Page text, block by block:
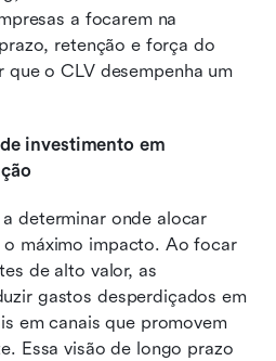
a focarem na
que o CLV desempenha um
investimento em
determinar onde alocar
máximo impacto. Ao focar
de alto valor, as
gastos desperdiçados em
em canais que promovem
Essa visão de longo prazo